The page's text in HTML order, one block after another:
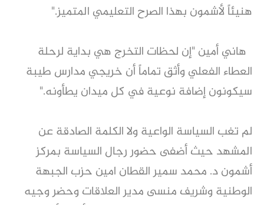
هنيئاً لأشمون بهذا الصرح التعليمي المتميز."
هاني أمين "إن لحظات التخرج هي بداية لرحلة
العطاء الفعلي وأثق تماماً أن خريجي مدارس طيبة
سيكونون إضافة نوعية في كل ميدان يطأونه."
لم تغب السياسة الواعية ولا الكلمة الصادقة عن
المشهد حيث أضفى حضور رجال السياسة بمركز
أشمون د. محمد سمير القطان امين حزب الجبهة
الوطنية وشريف منسى مدير العلاقات وحضر وجيه